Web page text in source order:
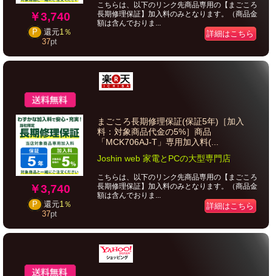
￥3,740
P 還元1％
37pt
こちらは、以下のリンク先商品専用の【まごころ
長期修理保証】加入料のみとなります。（商品金
額は含んでおりま...
詳細はこちら
￥3,740
P 還元1％
37pt
まごころ長期修理保証(保証5年)［加入
料：対象商品代金の5%］商品
「MCK706AJ-T」専用加入料(...
Joshin web 家電とPCの大型専門店
こちらは、以下のリンク先商品専用の【まごころ
長期修理保証】加入料のみとなります。（商品金
額は含んでおりま...
詳細はこちら